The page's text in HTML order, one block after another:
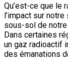
Qu’est-ce que le
l’impact sur
sous-sol de
Dans certaines
un gaz radioactif
des émanations